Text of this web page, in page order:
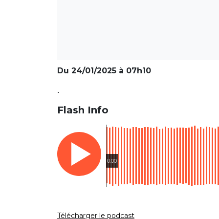
Du 24/01/2025 à 07h10
.
Flash Info
0:00
Télécharger le podcast